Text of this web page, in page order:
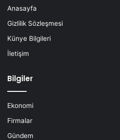
Anasayfa
Gizlilik Sözleşmesi
Künye Bilgileri
İletişim
Bilgiler
Ekonomi
Firmalar
Gündem